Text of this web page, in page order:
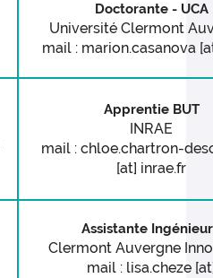
Doctorante - UCA
Université Clermont
mail : marion.casanova
Apprentie BUT
INRAE
mail : chloe.chartron-
[at] inrae.fr
Assistante
Clermont Auvergne
mail : lisa.cheze